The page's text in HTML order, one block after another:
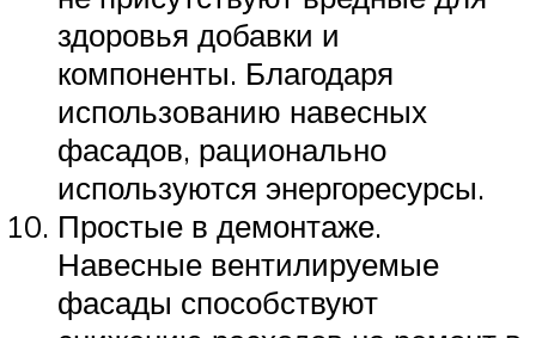
здоровья добавки и
компоненты. Благодаря
использованию навесных
фасадов, рационально
используются энергоресурсы.
Простые в демонтаже.
Навесные вентилируемые
фасады способствуют